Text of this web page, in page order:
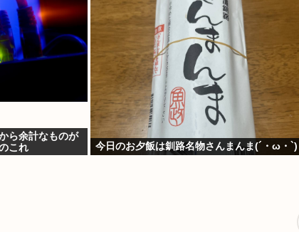
ら余計なものが
これ
今日のお夕飯は釧路名物さんまんま(´・ω・`)